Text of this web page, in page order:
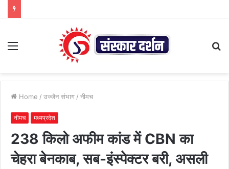
Menu
Home / उज्जैन संभाग / नीमच
नीमच मध्यप्रदेश
238 किलो अफीम कांड में CBN का
चेहरा बेनकाब, सब-इंस्पेक्टर बरी, असली